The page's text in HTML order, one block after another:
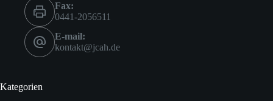
Fax:
0441-2056511
E-mail:
kontakt@jcah.de
Kategorien